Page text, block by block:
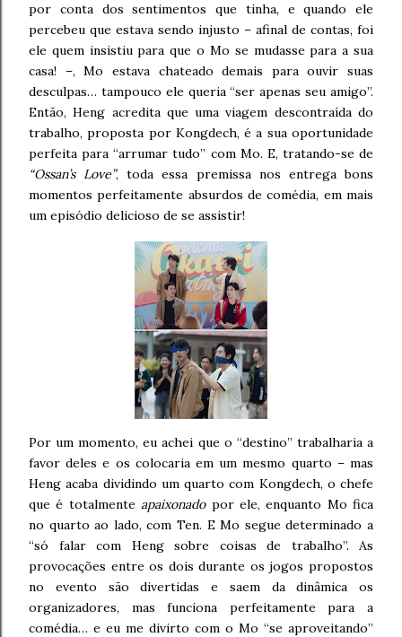
por conta dos sentimentos que tinha, e quando ele
percebeu que estava sendo injusto – afinal de contas, foi
ele quem insistiu para que o Mo se mudasse para a sua
casa! –, Mo estava chateado demais para ouvir suas
desculpas… tampouco ele queria “ser apenas seu amigo”.
Então, Heng acredita que uma viagem descontraída do
trabalho, proposta por Kongdech, é a sua oportunidade
perfeita para “arrumar tudo” com Mo. E, tratando-se de
“Ossan’s Love”, toda essa premissa nos entrega bons
momentos perfeitamente absurdos de comédia, em mais
um episódio delicioso de se assistir!
Por um momento, eu achei que o “destino” trabalharia a
favor deles e os colocaria em um mesmo quarto – mas
Heng acaba dividindo um quarto com Kongdech, o chefe
que é totalmenteapaixonadopor ele, enquanto Mo fica
no quarto ao lado, com Ten. E Mo segue determinado a
“só falar com Heng sobre coisas de trabalho”. As
provocações entre os dois durante os jogos propostos
no evento são divertidas e saem da dinâmica os
organizadores, mas funciona perfeitamente para a
comédia… e eu me divirto com o Mo “se aproveitando”